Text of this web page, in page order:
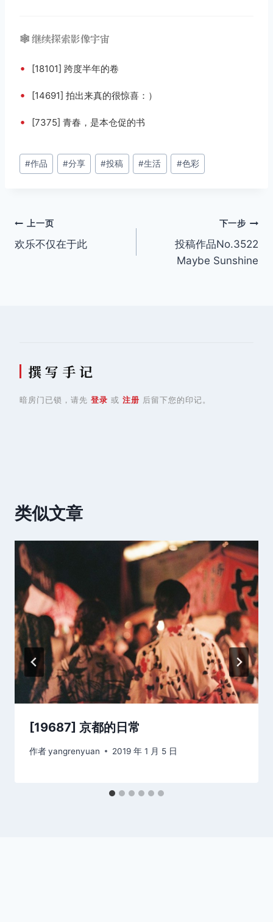
🕸️ 继续探索影像宇宙
• [18101] 跨度半年的卷
• [14691] 拍出来真的很惊喜：）
• [7375] 青春，是本仓促的书
文
章
#作品 #分享 #投稿 #生活 #色彩
文
章
上一页
欢乐不仅在于此
下一步
投稿作品No.3522
Maybe Sunshine
撰 写 手 记
暗房门已锁，请先 登录 或 注册 后留下您的印记。
类似文章
[19687] 京都的日常
作者yangrenyuan 2019 年 1 月 5 日